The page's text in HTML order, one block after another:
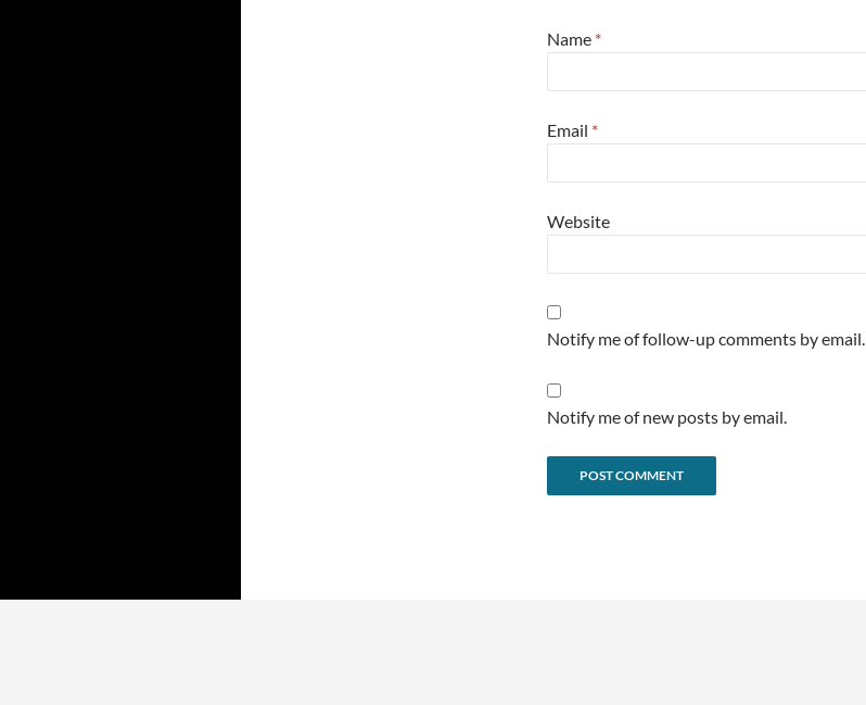
Name *
Email *
Website
Notify me of follow-up comments by email.
Notify me of new posts by email.